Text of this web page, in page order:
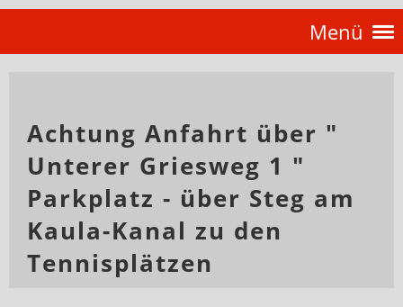
Menü
Achtung Anfahrt über "
Unterer Griesweg 1 "
Parkplatz - über Steg am
Kaula-Kanal zu den
Tennisplätzen